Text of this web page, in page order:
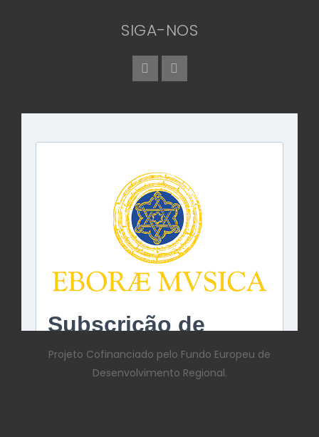
SIGA-NOS
Projeto Cofinanciado pelo Fundo Europeu de
Desenvolvimento Regional.